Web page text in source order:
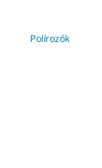
Polírozók